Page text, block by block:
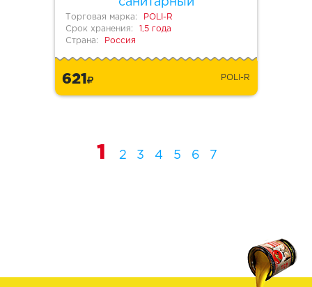
санитарный
Торговая марка:
POLI-R
Срок хранения:
1,5 года
Страна:
Россия
621 POLI-R
1 2 3 4 5 6 7